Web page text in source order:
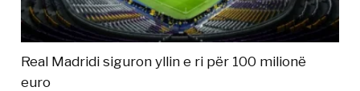
Real Madridi siguron yllin e ri për 100 milionë
euro